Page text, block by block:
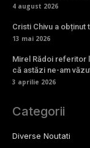
4 august 2026
Cristi Chivu a
13 mai 2026
Mirel Rădoi referitor
că astăzi ne-am
3 aprilie 2026
Categorii
Diverse Noutati